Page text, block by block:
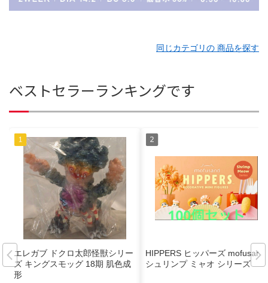
同じカテゴリの 商品を探す
ベストセラーランキングです
エレガブ ドクロ太郎怪獣シリー
ズ キングスモッグ 18期 肌色成
形
HIPPERS ヒッパーズ mofusand
シュリンプ ミャオ シリーズ